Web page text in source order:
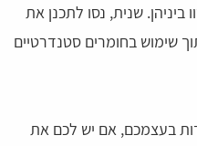
שנית, נסו לתכנן את
שימוש בחומרים סטנדרטיים
בעצמכם, אם יש לכם את